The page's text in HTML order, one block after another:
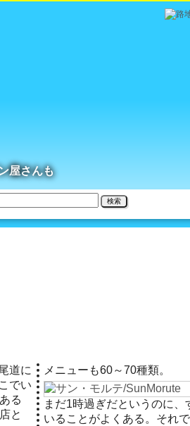
検索
屋さんも
でい
る
と
メニューも60～70種類。
まだ1時過ぎだというのに
いることがよくある。それ